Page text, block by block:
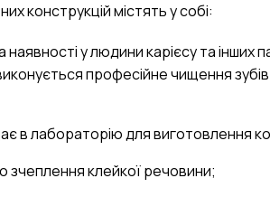
конструкцій містять у собі:
у людини карієсу та інших
професійне чищення
в лабораторію для виготовлення
зчеплення клейкої речовини;